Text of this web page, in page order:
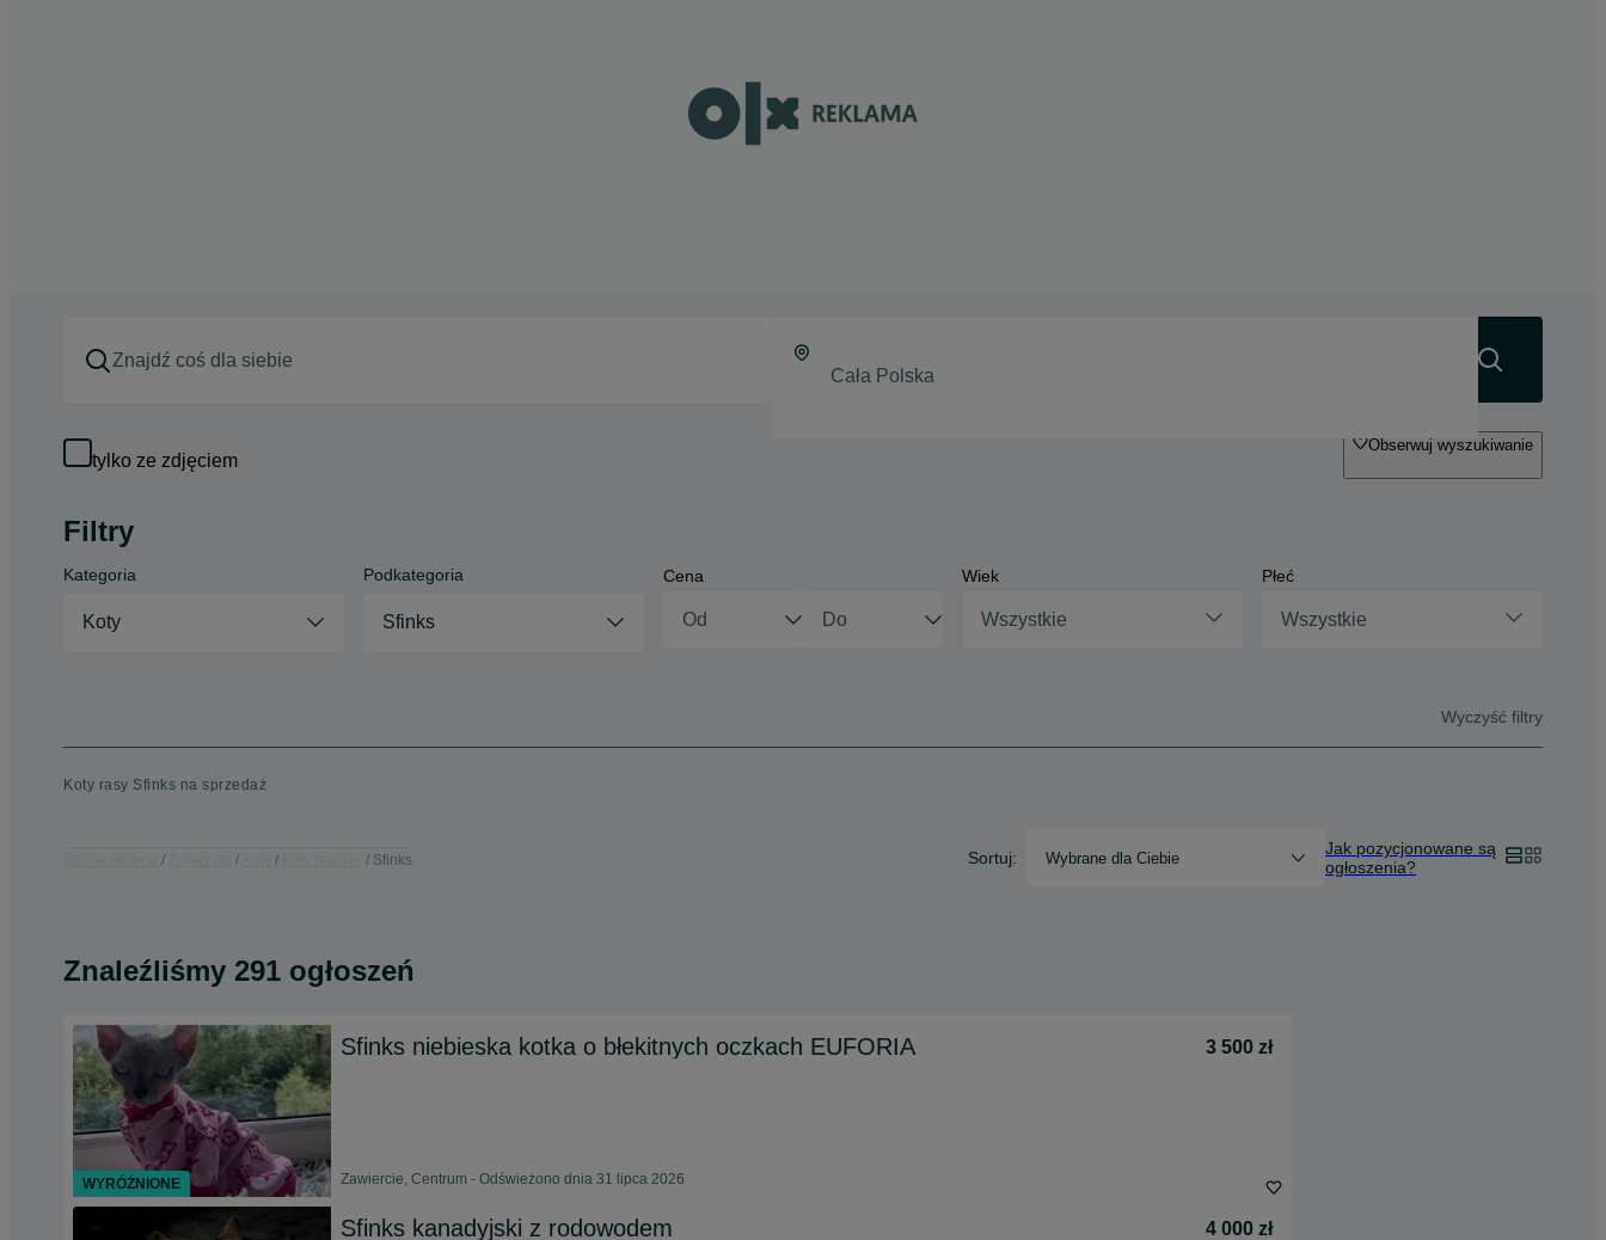
tylko ze zdjęciem
Obserwuj wyszukiwanie
Filtry
Kategoria
Koty
Podkategoria
Sfinks
Cena Wiek
Wszystkie
Płeć
Wszystkie
Wyczyść filtry
Koty rasy Sfinks na sprzedaż
Sfinks Sortuj: Wybrane dla Ciebie
Jak pozycjonowane są
ogłoszenia?
Znaleźliśmy 291 ogłoszeń
Sfinks niebieska kotka o błekitnych oczkach EUFORIA 3 500 zł
Zawiercie, Centrum - Odświeżono dnia 31 lipca 2026
Sfinks kanadyjski z rodowodem 4 000 zł
WYRÓŻNIONE